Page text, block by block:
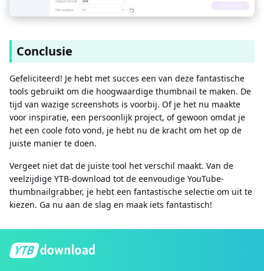
Conclusie
Gefeliciteerd! Je hebt met succes een van deze fantastische
tools gebruikt om die hoogwaardige thumbnail te maken. De
tijd van wazige screenshots is voorbij. Of je het nu maakte
voor inspiratie, een persoonlijk project, of gewoon omdat je
het een coole foto vond, je hebt nu de kracht om het op de
juiste manier te doen.
Vergeet niet dat de juiste tool het verschil maakt. Van de
veelzijdige YTB-download tot de eenvoudige YouTube-
thumbnailgrabber, je hebt een fantastische selectie om uit te
kiezen. Ga nu aan de slag en maak iets fantastisch!